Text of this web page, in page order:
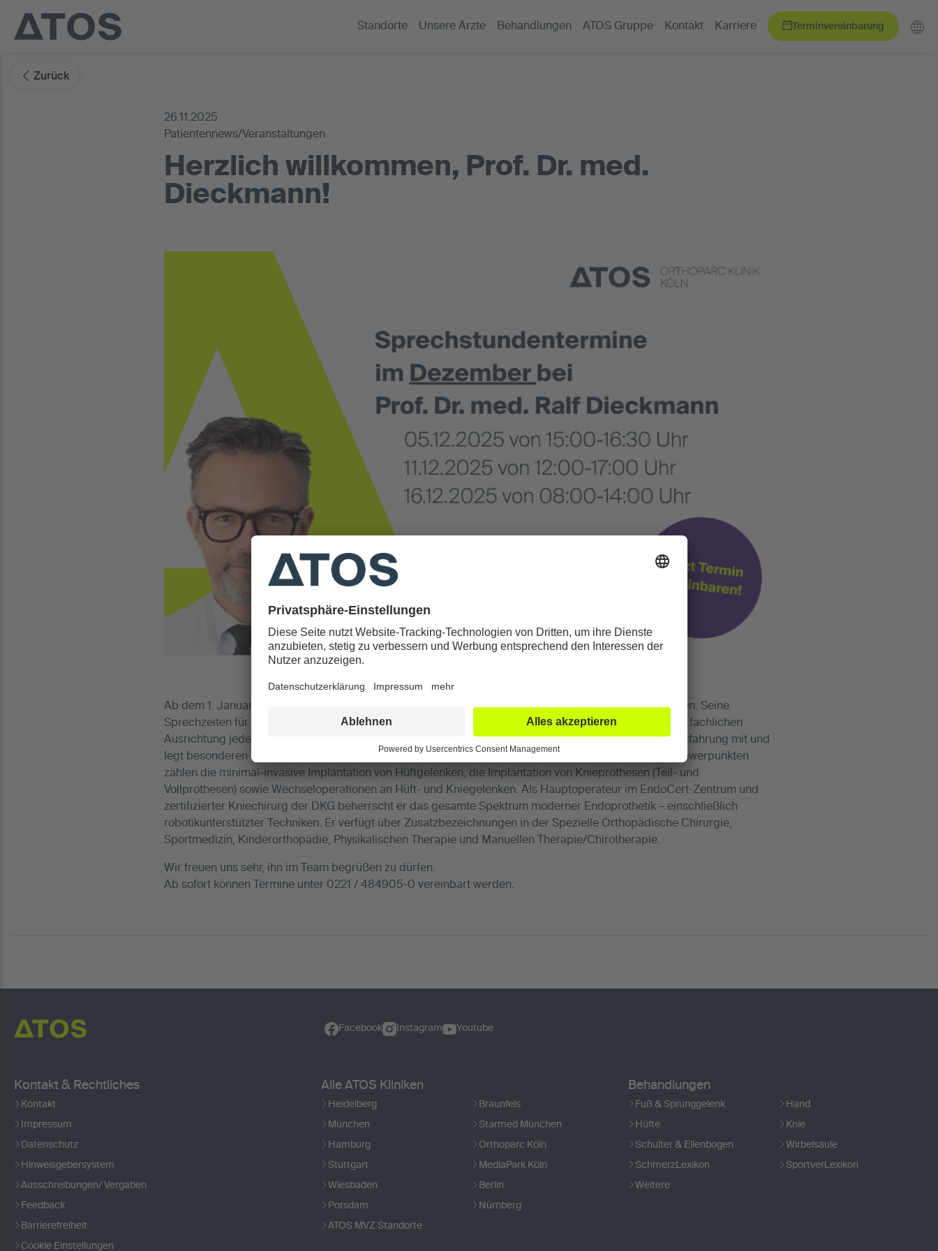
Standorte Unsere Ärzte Behandlungen ATOS Gruppe Kontakt Karriere Terminvereinbarung
Zurück
26.11.2025
Patientennews/Veranstaltungen
Herzlich willkommen, Prof. Dr. med.
Dieckmann!
Ab dem 1. Januar 2026 wird er unser Team als Chefarzt für Endoprothetik von Hüfte und Knie verstärken. Seine
Sprechzeiten für den Dezember finden Sie in unserem Überblick – und weitere Informationen zu seiner fachlichen
Ausrichtung jederzeit in seinem Profil.
Prof. Dr. med. Dieckmannbringt über 20 Jahre orthopädische Erfahrung mit und
legt besonderen Wert auf eine patientenorientierte, sichere und schonende Behandlung. Zu seinen Schwerpunkten
zählen die minimal-invasive Implantation von Hüftgelenken, die Implantation von Knieprothesen (Teil- und
Vollprothesen) sowie Wechseloperationen an Hüft- und Kniegelenken. Als Hauptoperateur im EndoCert-Zentrum und
zertifizierter Kniechirurg der DKG beherrscht er das gesamte Spektrum moderner Endoprothetik – einschließlich
robotikunterstützter Techniken. Er verfügt über Zusatzbezeichnungen in der Spezielle Orthopädische Chirurgie,
Sportmedizin, Kinderorthopädie, Physikalischen Therapie und Manuellen Therapie/Chirotherapie.
Wir freuen uns sehr, ihn im Team begrüßen zu dürfen.
Ab sofort können Termine unter 0221 / 484905-0 vereinbart werden.
Facebook Instagram Youtube
Kontakt & Rechtliches
Kontakt
Impressum
Datenschutz
Hinweisgebersystem
Ausschreibungen/ Vergaben
Feedback
Barrierefreiheit
Cookie Einstellungen
Alle ATOS Kliniken
Heidelberg Braunfels
München Starmed München
Hamburg Orthoparc Köln
Stuttgart MediaPark Köln
Wiesbaden Berlin
Potsdam Nürnberg
ATOS MVZ Standorte
Behandlungen
Fuß & Sprunggelenk Hand
Hüfte Knie
Schulter & Ellenbogen Wirbelsäule
SchmerzLexikon SportverLexikon
Weitere